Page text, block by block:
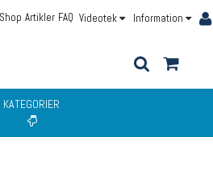
Information
Videotek
FAQ
Artikler
Shop
KATEGORIER